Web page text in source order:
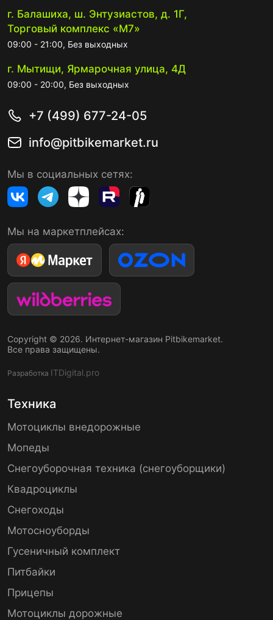
г. Балашиха, ш. Энтузиастов, д. 1Г,
Торговый комплекс «М7»
09:00 - 21:00, Без выходных
г. Мытищи, Ярмарочная улица, 4Д
09:00 - 20:00, Без выходных
+7 (499) 677-24-05
info@pitbikemarket.ru
Мы в социальных сетях:
Мы на маркетплейсах:
Copyright © 2026. Интернет-магазин Pitbikemarket.
Все права защищены.
Разработка ITDigital.pro
Техника
Мотоциклы внедорожные
Мопеды
Снегоуборочная техника (снегоуборщики)
Квадроциклы
Снегоходы
Мотосноуборды
Гусеничный комплект
Питбайки
Прицепы
Мотоциклы дорожные